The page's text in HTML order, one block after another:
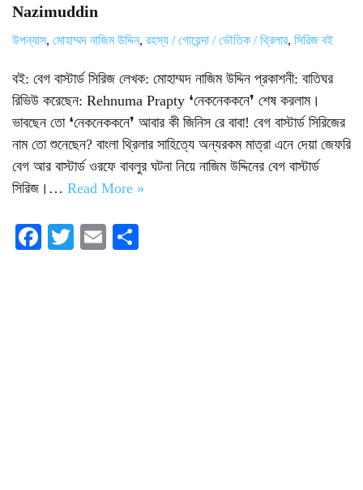
Nazimuddin
উপন্যাস, মোহাম্মদ নাজিম উদ্দিন, রহস্য / গোয়েন্দা / ভৌতিক / থ্রিলার, সিরিজ বই
বই: বেগ বাস্টার্ড সিরিজ লেখক: মোহাম্মদ নাজিম উদ্দিন প্রকাশনী: বাতিঘর
রিভিউ করেছেন: Rehnuma Prapty ❛নেকনেককনে❜ শেষ করলাম।
ভাবছেন তো ❛নেকনেককনে❜ আবার কী জিনিস রে বাবা! বেগ বাস্টার্ড সিরিজের
নাম তো শুনেছেন? বাংলা থ্রিলার সাহিত্যে অন্যরকম মাত্রা এনে দেয়া জেফরি
বেগ আর বাস্টার্ড ওরফে বাবলুর ঘটনা নিয়ে নাজিম উদ্দিনের বেগ বাস্টার্ড
সিরিজ।… Read More »
Fa T
E